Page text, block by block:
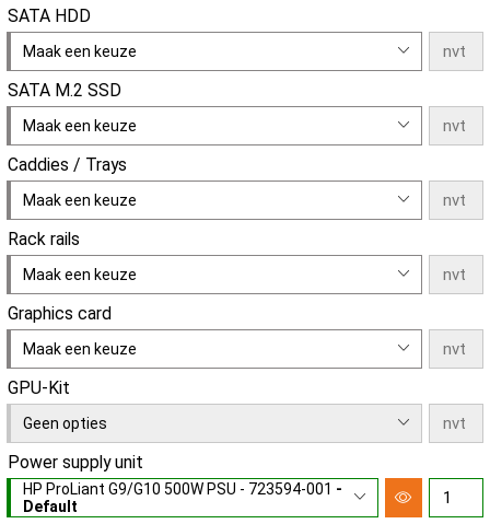
SATA HDD
Maak een keuze
SATA M.2 SSD
Maak een keuze
Caddies / Trays
Maak een keuze
Rack rails
Maak een keuze
Graphics card
Maak een keuze
GPU-Kit
Geen opties
Power supply unit
HP ProLiant G9/G10 500W PSU - 723594-001 -
Default